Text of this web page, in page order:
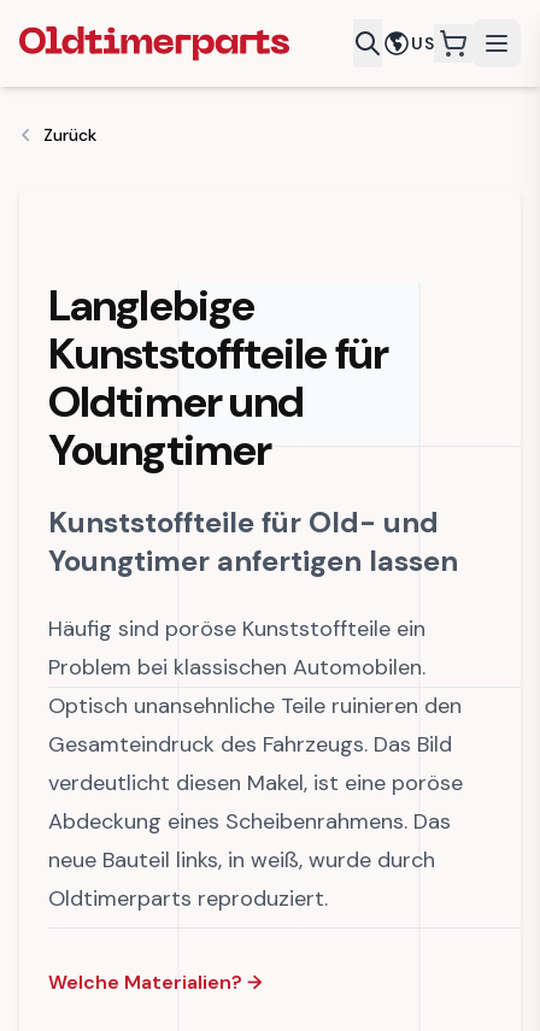
US
Zurück
Langlebige
Kunststoffteile für
Oldtimer und
Youngtimer
Kunststoffteile für Old- und
Youngtimer anfertigen lassen
Häufig sind poröse Kunststoffteile ein
Problem bei klassischen Automobilen.
Optisch unansehnliche Teile ruinieren den
Gesamteindruck des Fahrzeugs. Das Bild
verdeutlicht diesen Makel, ist eine poröse
Abdeckung eines Scheibenrahmens. Das
neue Bauteil links, in weiß, wurde durch
Oldtimerparts reproduziert.
Welche Materialien? →